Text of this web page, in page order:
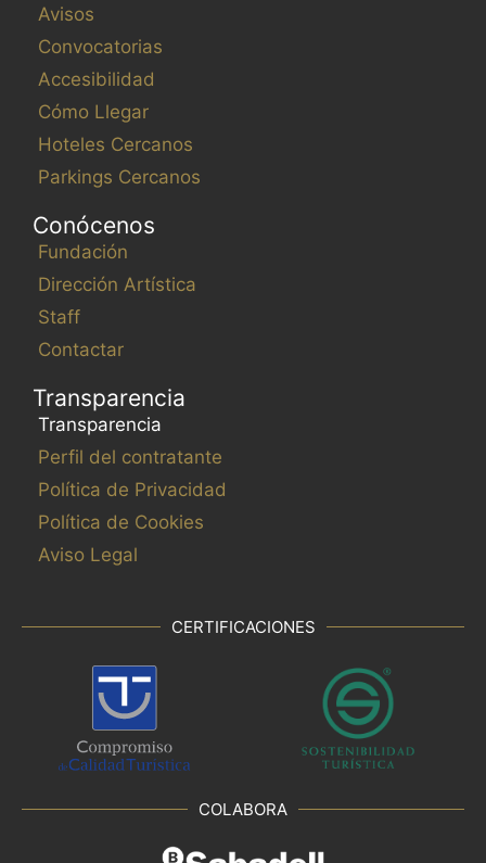
Avisos
Convocatorias
Accesibilidad
Cómo Llegar
Hoteles Cercanos
Parkings Cercanos
Conócenos
Fundación
Dirección Artística
Staff
Contactar
Transparencia
Transparencia
Perfil del contratante
Política de Privacidad
Política de Cookies
Aviso Legal
CERTIFICACIONES
COLABORA